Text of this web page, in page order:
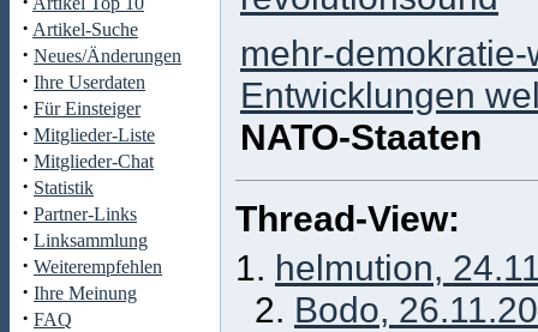
· Artikel-Suche
· Neues/Änderungen
· Ihre Userdaten
· Für Einsteiger
· Mitglieder-Liste
· Mitglieder-Chat
· Statistik
· Partner-Links
· Linksammlung
· Weiterempfehlen
· Ihre Meinung
· FAQ
mehr-
Entwicklungen
NATO-Staaten
Thread-View:
1. helmution,
2. Bodo,